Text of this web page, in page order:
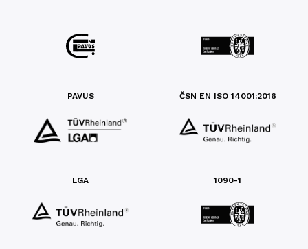
PAVUS ČSN EN ISO 14001:2016
LGA 1090-1